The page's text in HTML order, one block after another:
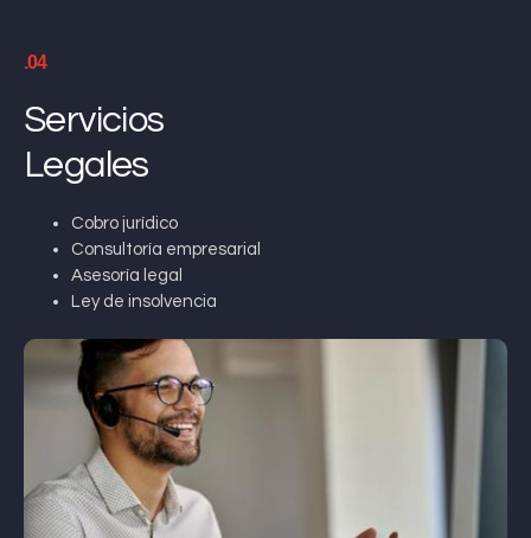
.04
Servicios
Legales
Cobro jurídico
Consultoría empresarial
Asesoría legal
Ley de insolvencia